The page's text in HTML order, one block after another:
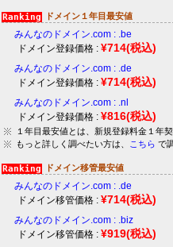
ドメイン１年目最安値
みんなのドメイン.com : .be
ドメイン登録価格 : ¥714(税込)
みんなのドメイン.com : .de
ドメイン登録価格 : ¥714(税込)
みんなのドメイン.com : .nl
ドメイン登録価格 : ¥816(税込)
１年目最安値とは、新規登録料金１年
もっと詳しく調べたい方は、
こちら で
ドメイン移管最安値
みんなのドメイン.com : .de
ドメイン移管価格 : ¥714(税込)
みんなのドメイン.com : .biz
ドメイン移管価格 : ¥919(税込)